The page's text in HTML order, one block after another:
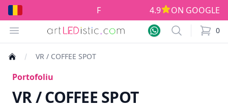
Fabricat în România!
4.9
ON GOOGLE
Open menu
Search 0
items
VR / COFFEE SPOT
Portofoliu
VR / COFFEE SPOT